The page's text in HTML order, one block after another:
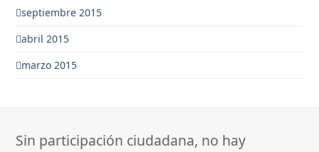
septiembre 2015
abril 2015
marzo 2015
Sin participación ciudadana, no hay